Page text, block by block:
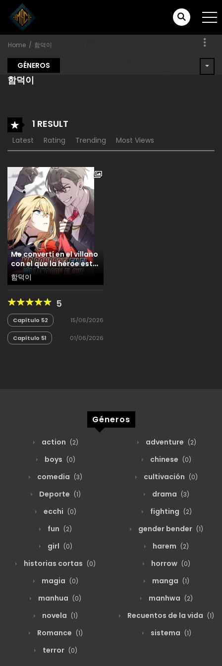
Home 함덕이
GÉNEROS
함덕이
1 RESULT
Latest Rating Trending Most Views
Me convertí en el villano
con el que la héroe esta
obsesionada
함덕이
5
Capítulo 52 15/06/2026
Capítulo 51 01/06/2026
Géneros
action (2) adventure (2)
boys (0) chinese (0)
comedia (3) cultivación (0)
Deporte (1) drama (3)
ecchi (0) fighting (2)
fun (2) gender bender (1)
girl (0) harem (2)
historias cortas (0) horrow (0)
magia (0) manga (1)
manhua (0) manhwa (2)
novela (1) Recuentos de la vida (1)
Romance (1) sistema (1)
terror (0)